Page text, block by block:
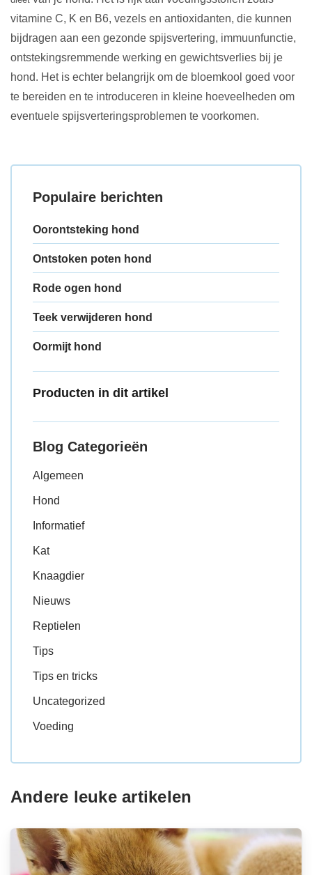
vitamine C, K en B6, vezels en antioxidanten, die kunnen
bijdragen aan een gezonde spijsvertering, immuunfunctie,
ontstekingsremmende werking en gewichtsverlies bij je
hond. Het is echter belangrijk om de bloemkool goed voor
te bereiden en te introduceren in kleine hoeveelheden om
eventuele spijsverteringsproblemen te voorkomen.
Populaire berichten
Oorontsteking hond
Ontstoken poten hond
Rode ogen hond
Teek verwijderen hond
Oormijt hond
Producten in dit artikel
Blog Categorieën
Algemeen
Hond
Informatief
Kat
Knaagdier
Nieuws
Reptielen
Tips
Tips en tricks
Uncategorized
Voeding
Andere leuke artikelen